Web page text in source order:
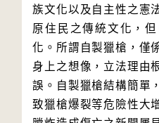
族文化以及自主性之憲
原住民之傳統文化，
化。所謂自製獵槍，僅
身上之想像，立法理由
誤。自製獵槍結構簡單
致獵槍爆裂等危險性大